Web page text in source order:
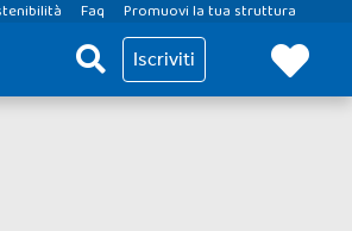
Faq Promuovi la tua struttura
Iscriviti